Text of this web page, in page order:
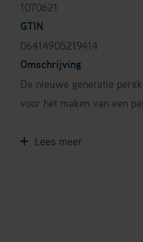
1070621
GTIN
06414905219414
Omschrijving
De nieuwe generatie
voor het maken van een